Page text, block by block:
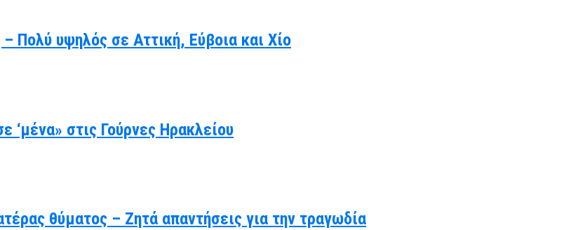
Πολύ υψηλός σε Αττική, Εύβοια και Χίο
στις Γούρνες Ηρακλείου
θύματος – Ζητά απαντήσεις για την τραγωδία